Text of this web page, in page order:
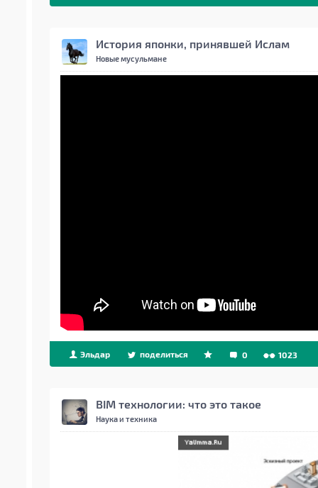
История японки, принявшей Ислам
Новые мусульмане
Эльдар поделиться 0 1023
BIM технологии: что это такое
Наука и техника